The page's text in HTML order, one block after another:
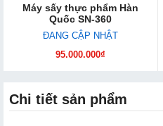
Máy sấy thực phẩm Hàn
Quốc SN-360
ĐANG CẬP NHẬT
95.000.000₫
Chi tiết sản phẩm